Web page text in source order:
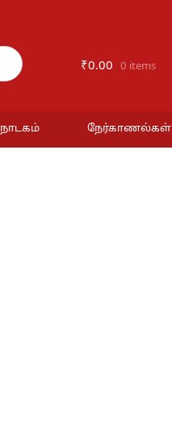
₹0.00 0 items
நாடகம் நேர்காணல்கள்